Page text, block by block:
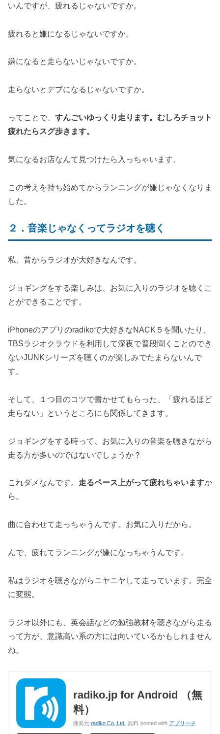
いんですが、疲れるじゃないですか。
疲れると嫌になるじゃないですか。
嫌になると走らないじゃないですか。
走らないとデブになるじゃないですか。
ってことで、 すんごいゆっくり走ります。むしろチョット
疲れたらスグ歩きます。
気になるお店なんて見つけたら入っちゃいます。
この考えを持ち始めてからランニングが嫌じゃなくなりま
した。
２．音楽じゃなくってラジオを聴く
私、昔からラジオが大好きなんです。
ジョギングをする楽しみは、お気に入りのラジオを聴くこ
とができることです。
iPhoneのアプリのradikoで大好きなNACK５を聞いたり、
TBSラジオクラウドを利用して深夜で普段聞くことのでき
ないJUNKシリーズを聴くのが楽しみでたまらないんで
す。
そして、１つ目のコツで書かせてもらった、「疲れるほど
走らない」というところにも関係してきます。
ジョギングをする時って、お気に入りの音楽を聴きながら
走る方が多いのではないでしょうか？
これダメなんです。 走るペース上がって疲れちゃいますか
ら。
曲に合わせて走っちゃうんです。お気に入りだから。
んで、疲れてランニングが嫌になっちゃうんです。
私はラジオを聴きながらニヤニヤして走っています。完全
に変態。
ラジオ以外にも、英会話などの勉強教材を聴きながら走る
って方が、意識高い系の方には向いているかもしれません
ね。
radiko.jp for Android （無
料）
開発元:radiko Co.,Ltd. 無料 posted with アプリーチ